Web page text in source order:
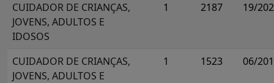
CUIDADOR DE CRIANÇAS,
JOVENS, ADULTOS E
IDOSOS
1 2187 19/
CUIDADOR DE CRIANÇAS,
JOVENS, ADULTOS E
1 1523 06/